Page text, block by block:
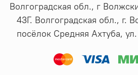
Волгоградская обл., г
43Г. Волгоградская обл., г.
посёлок Средняя Ахтуба,